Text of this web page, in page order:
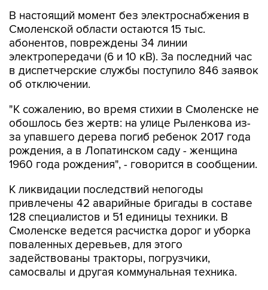
В настоящий момент без электроснабжения в
Смоленской области остаются 15 тыс.
абонентов, повреждены 34 линии
электропередачи (6 и 10 кВ). За последний час
в диспетчерские службы поступило 846 заявок
об отключении.
"К сожалению, во время стихии в Смоленске не
обошлось без жертв: на улице Рыленкова из-
за упавшего дерева погиб ребенок 2017 года
рождения, а в Лопатинском саду - женщина
1960 года рождения", - говорится в сообщении.
К ликвидации последствий непогоды
привлечены 42 аварийные бригады в составе
128 специалистов и 51 единицы техники. В
Смоленске ведется расчистка дорог и уборка
поваленных деревьев, для этого
задействованы тракторы, погрузчики,
самосвалы и другая коммунальная техника.